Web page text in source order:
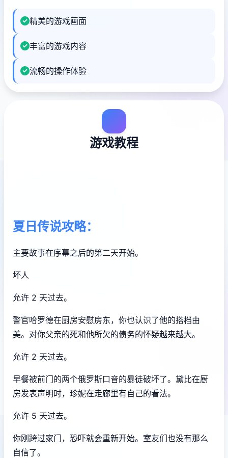
精美的游戏画面
丰富的游戏内容
流畅的操作体验
游戏教程
夏日传说攻略：
主要故事在序幕之后的第二天开始。
坏人
允许 2 天过去。
警官哈罗德在厨房安慰房东，你也认识了他的搭档由
美。对你父亲的死和他所欠的债务的怀疑越来越大。
允许 2 天过去。
早餐被前门的两个俄罗斯口音的暴徒破坏了。黛比在厨
房发表声明时，珍妮在走廊里有自己的看法。
允许 5 天过去。
你刚跨过家门，恐吓就会重新开始。室友们也没有那么
自信了。